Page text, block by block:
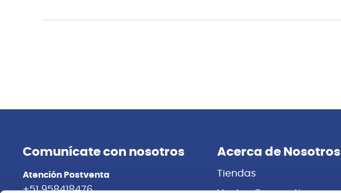
Comunícate con nosotros
Atención Postventa
+51 958418476
Acerca de Nosotros
Tiendas